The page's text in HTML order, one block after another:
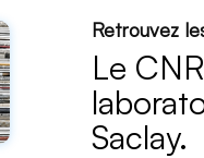
Retrouvez
Le
Saclay.